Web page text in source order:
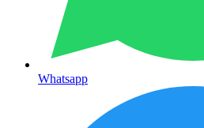
Whatsapp